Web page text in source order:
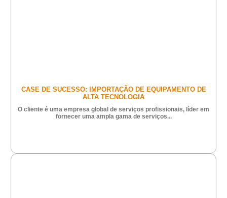
CASE DE SUCESSO: IMPORTAÇÃO DE EQUIPAMENTO DE
ALTA TECNOLOGIA
O cliente é uma empresa global de serviços profissionais, líder em
fornecer uma ampla gama de serviços...